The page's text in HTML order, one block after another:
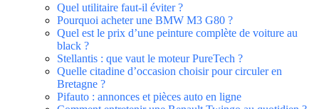
Quel utilitaire faut-il éviter ?
Pourquoi acheter une BMW M3 G80 ?
Quel est le prix d’une peinture complète de voiture au
black ?
Stellantis : que vaut le moteur PureTech ?
Quelle citadine d’occasion choisir pour circuler en
Bretagne ?
Pifauto : annonces et pièces auto en ligne